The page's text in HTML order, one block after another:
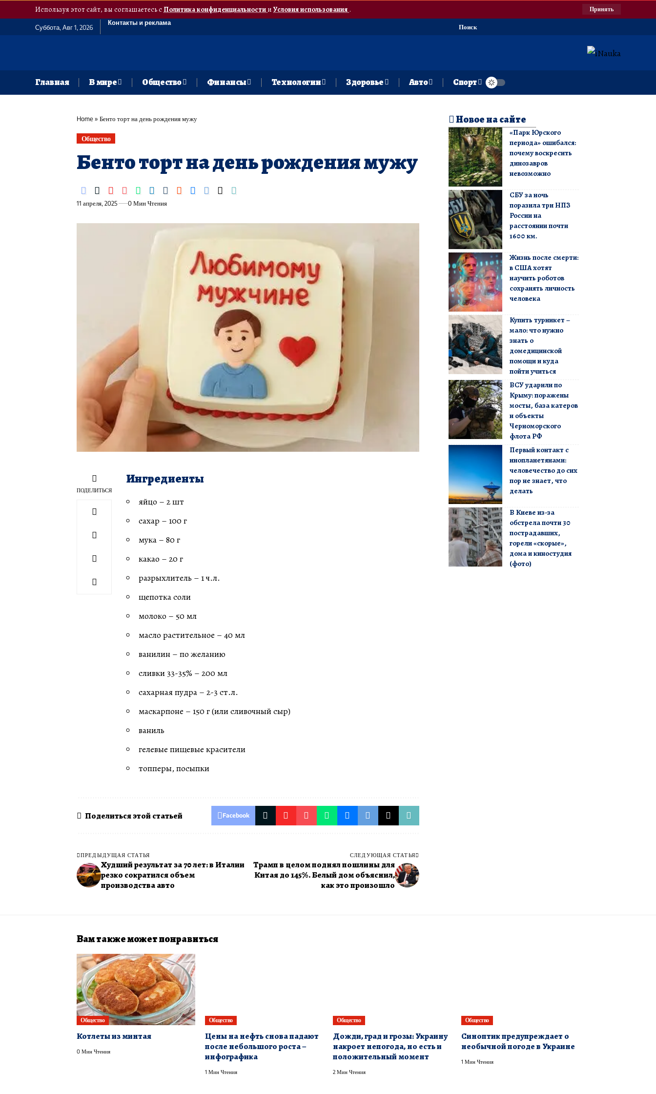
Используя этот сайт, вы соглашаетесь сПолитика конфиденциальностии Условия использования. Принять
Суббота, Авг 1, 2026
Контакты и реклама
Поиск
Главная В мире Общество Финансы Технологии Здоровье Авто Спорт
Home» Бенто торт на день рождения мужу
Общество
Бенто торт на день рождения мужу
11 апреля, 2025 0 Мин Чтения
ПОДЕЛИТЬСЯ
Ингредиенты
яйцо – 2 шт
сахар – 100 г
мука – 80 г
какао – 20 г
разрыхлитель – 1 ч.л.
щепотка соли
молоко – 50 мл
масло растительное – 40 мл
ванилин – по желанию
сливки 33-35% – 200 мл
сахарная пудра – 2-3 ст.л.
маскарпоне – 150 г (или сливочный сыр)
ваниль
гелевые пищевые красители
топперы, посыпки
Поделиться этой статьей Facebook
ПРЕДЫДУЩАЯ СТАТЬЯ
Худший результат за 70 лет: в Италии
резко сократился объем
производства авто
СЛЕДУЮЩАЯ СТАТЬЯ
Трамп в целом поднял пошлины для
Китая до 145%. Белый дом объяснил,
как это произошло
Новое на сайте
«Парк Юрского
периода» ошибался:
почему воскресить
динозавров
невозможно
СБУ за ночь
поразила три НПЗ
России на
расстоянии почти
1600 км.
Жизнь после смерти:
в США хотят
научить роботов
сохранять личность
человека
Купить турникет –
мало: что нужно
знать о
домедицинской
помощи и куда
пойти учиться
ВСУ ударили по
Крыму: поражены
мосты, база катеров
и объекты
Черноморского
флота РФ
Первый контакт с
инопланетянами:
человечество до сих
пор не знает, что
делать
В Киеве из-за
обстрела почти 30
пострадавших,
горели «скорые»,
дома и киностудия
(фото)
Вам также может понравиться
Общество
Котлеты из минтая
0 Мин Чтения
Общество
Цены на нефть снова падают
после небольшого роста –
инфографика
1 Мин Чтения
Общество
Дожди, град и грозы: Украину
накроет непогода, но есть и
положительный момент
2 Мин Чтения
Общество
Синоптик предупреждает о
необычной погоде в Украине
1 Мин Чтения